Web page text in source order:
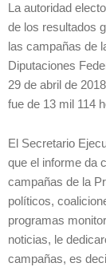
La autoridad
de los resultados
las campañas de
Diputaciones
29 de abril de
fue de 13 mil 114
El Secretario
que el informe da
campañas de la
políticos,
programas
noticias, le
campañas, es